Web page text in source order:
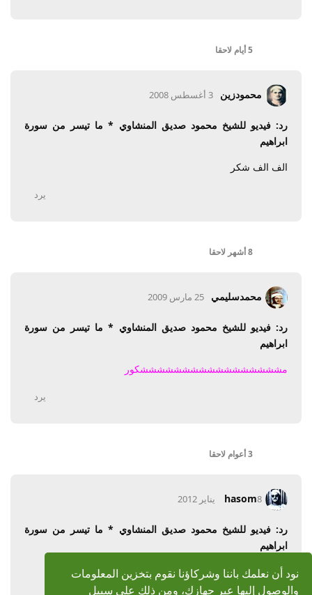
نود أن نعلمك باننا وشركاؤنا نقوم بتخزين المعلومات
والوصول إليها عبر جهازك، ومن ذلك على سبيل
5 أيام لاحقا
محمودزين 3 أغسطس 2008
رد: فيديو للشيخ محمود صديق المنشاوي * ما تيسر من سورة
ابراهيم
الف الف شكر
يرد
8 أشهر لاحقا
محمدسليمي 25 مارس 2009
رد: فيديو للشيخ محمود صديق المنشاوي * ما تيسر من سورة
ابراهيم
مشششششششششششششششششکور
يرد
3 أعوام لاحقا
hasom8 يناير 2012
رد: فيديو للشيخ محمود صديق المنشاوي * ما تيسر من سورة
ابراهيم
جزاكم الله خيرا